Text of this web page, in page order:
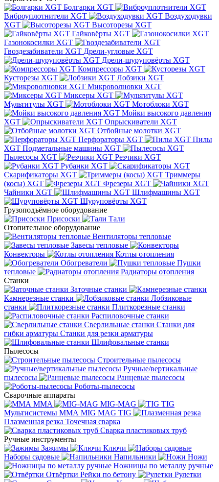
Болгарки XGT
Виброуплотнители XGT
Воздуходувки
XGT
Высоторезы XGT
Гайковёрты XGT
Газонокосилки XGT
Гвоздезабиватели XGT Дрели-угловые XGT
Дрели-шуруповёрты XGT
Компрессоры XGT
Кусторезы XGT
Лобзики XGT
Микроволновки XGT
Миксеры XGT
Мультитулы XGT
Мотоблоки XGT
Мойки высокого давления
XGT
Опрыскиватели XGT
Отбойные молотки XGT
Перфораторы XGT
Пилы
XGT Подметальные машины XGT
Пылесосы XGT
Резчики XGT
Рубанки XGT
Скарификаторы XGT
Триммеры
(косы) XGT
Фрезеры XGT
Чайники XGT
Шлифмашины XGT
Шуруповёрты XGT
Грузоподъёмное оборудование
Присоски
Тали
Отопительное оборудование
Вентиляторы тепловые
Завесы тепловые
Конвекторы
Котлы отопления
Обогреватели
Пушки
тепловые
Радиаторы отопления
Станки
Заточные станки
Камнерезные станки
Лобзиковые
станки
Плиткорезные станки
Распиловочные станки
Сверлильные станки Станки для
гибки арматуры Станки для резки арматуры
Шлифовальные станки
Пылесосы
Строительные пылесосы
Ручные/вертикальные
пылесосы
Ранцевые пылесосы
Роботы-пылесосы
Сварочные аппараты
MMA
MIG-MAG
TIG
Мультисистемы ММА MIG MAG TIG
Плазменная резка Точечная сварка
Cварка пластиковых труб
Ручные инструменты
Зажимы
Ключи
Наборы садовые
Напильники
Ножи
Ножницы по металлу ручные
Отвёртки Рейки по бетону
Рулетки